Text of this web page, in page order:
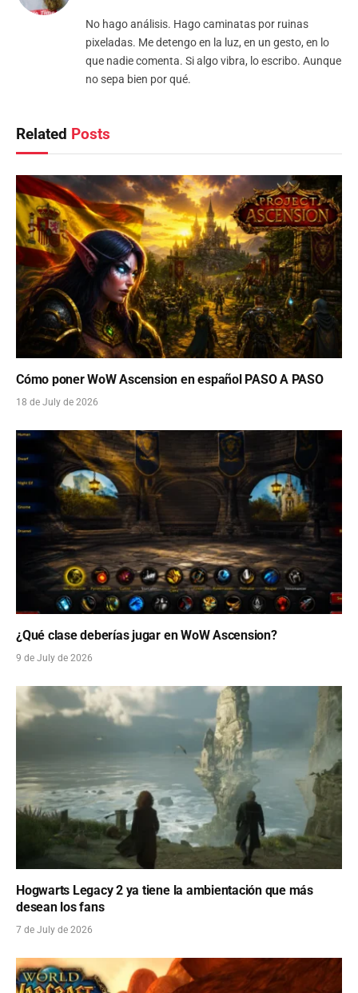
No hago análisis. Hago caminatas por ruinas
pixeladas. Me detengo en la luz, en un gesto, en lo
que nadie comenta. Si algo vibra, lo escribo. Aunque
no sepa bien por qué.
Related Posts
Cómo poner WoW Ascension en español PASO A PASO
18 de July de 2026
¿Qué clase deberías jugar en WoW Ascension?
9 de July de 2026
Hogwarts Legacy 2 ya tiene la ambientación que más
desean los fans
7 de July de 2026